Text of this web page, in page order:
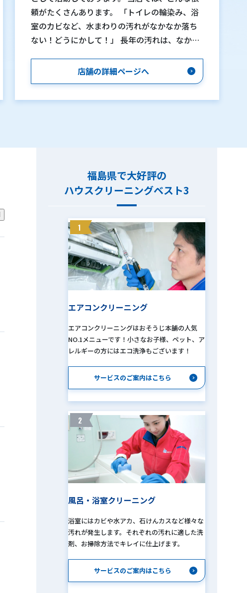
頼がたくさんあります。 「トイレの輪染み、浴
室のカビなど、水まわりの汚れがなかなか落ち
ない！どうにかして！」 長年の汚れは、なかな
場所なだけに、日々の汚れが蓄積してしまいお
そうじが大変です。 そんな時は、我々にお任せ
おそうじさせていただいています。 お客様に
こめて作業をしております。おそうじでわから
ない事、気になる事、何でもご相談ください！
お見積り無料。お気軽にお問い合わせくださ
店舗の詳細ページへ
福島県で大好評の
ハウスクリーニングベスト3
1
エアコンクリーニング
エアコンクリーニングはおそうじ本舗の人気
NO.1メニューです！小さなお子様、ペット、ア
レルギーの方にはエコ洗浄もございます！
サービスのご案内はこちら
2
風呂・浴室クリーニング
浴室にはカビや水アカ、石けんカスなど様々な
汚れが発生します。それぞれの汚れに適した洗
剤、お掃除方法でキレイに仕上げます。
サービスのご案内はこちら